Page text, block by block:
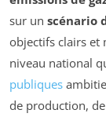
sur un scénario
objectifs clairs et
niveau national
publiques
de production,